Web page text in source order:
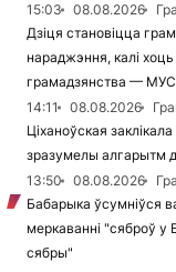
15:03
08.08.2026
Дзіця становіцца
нараджэння, калі
грамадзянства — МУС
14:11
08.08.2026
Ціханоўская
зразумелы алгарытм
13:50
08.08.2026
Бабарыка ўсумніўся
меркаванні "сяброў у
сябры"